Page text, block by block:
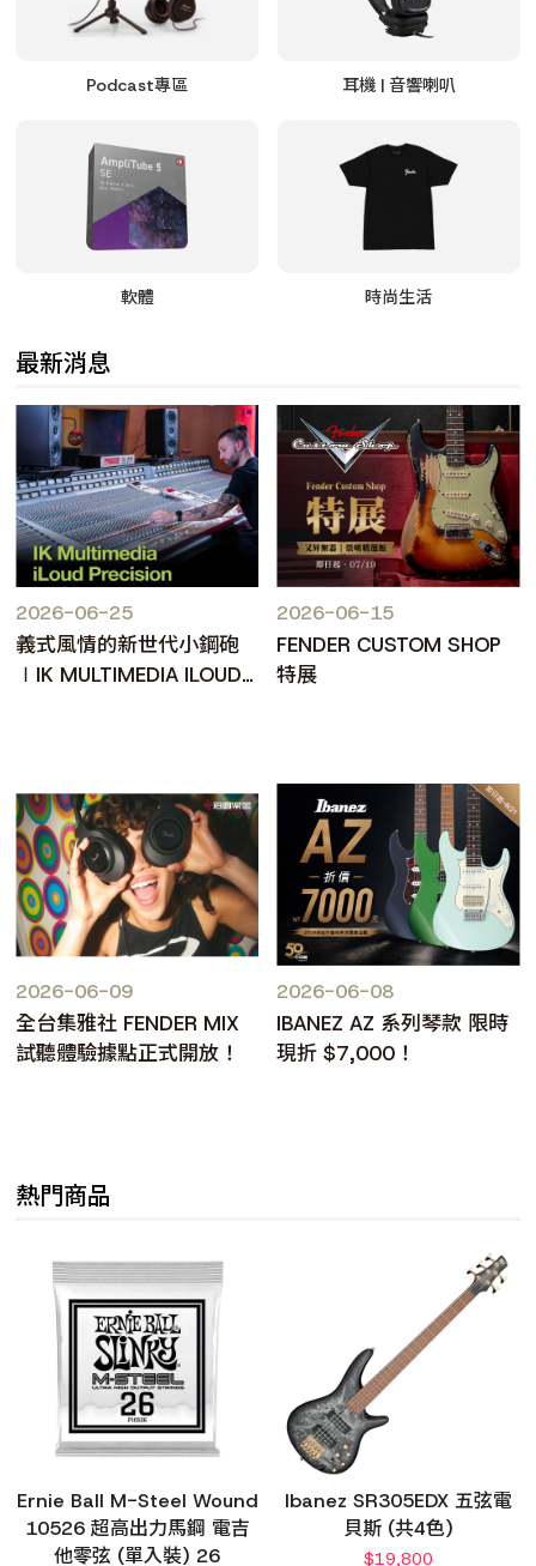
Podcast專區 耳機 | 音響喇叭
軟體 時尚生活
最新消息
2026-06-25
義式風情的新世代小鋼砲
∣IK MULTIMEDIA ILOUD
2026-06-15
FENDER CUSTOM SHOP
特展
2026-06-09
全台集雅社 FENDER MIX
試聽體驗據點正式開放！
2026-06-08
IBANEZ AZ 系列琴款 限時
現折 $7,000！
熱門商品
Ernie Ball M-Steel Wound
10526 超高出力馬鋼 電吉
他零弦 (單入裝) 26
Ibanez SR305EDX 五弦電
貝斯 (共4色)
$19,800